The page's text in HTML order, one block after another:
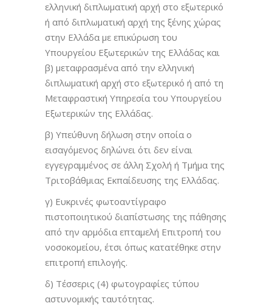
ελληνική διπλωματική αρχή στο εξωτερικό
ή από διπλωματική αρχή της ξένης χώρας
στην Ελλάδα με επικύρωση του
Υπουργείου Εξωτερικών της Ελλάδας και
β) μεταφρασμένα από την ελληνική
διπλωματική αρχή στο εξωτερικό ή από τη
Μεταφραστική Υπηρεσία του Υπουργείου
Εξωτερικών της Ελλάδας.
β) Υπεύθυνη δήλωση στην οποία ο
εισαγόμενος δηλώνει ότι δεν είναι
εγγεγραμμένος σε άλλη Σχολή ή Τμήμα της
Τριτοβάθμιας Εκπαίδευσης της Ελλάδας.
γ) Ευκρινές φωτοαντίγραφο
πιστοποιητικού διαπίστωσης της πάθησης
από την αρμόδια επταμελή Επιτροπή του
νοσοκομείου, έτσι όπως κατατέθηκε στην
επιτροπή επιλογής.
δ) Τέσσερις (4) φωτογραφίες τύπου
αστυνομικής ταυτότητας.